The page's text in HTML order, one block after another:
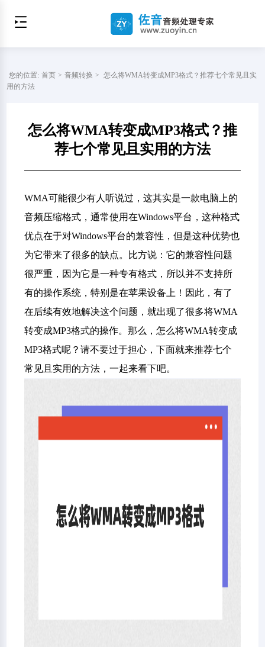
您的位置: 首页 > 音频转换 > 怎么将WMA转变成MP3格式？推荐七个常见且实
用的方法
怎么将WMA转变成MP3格式？推
荐七个常见且实用的方法
WMA可能很少有人听说过，这其实是一款电脑上的
音频压缩格式，通常使用在Windows平台，这种格式
优点在于对Windows平台的兼容性，但是这种优势也
为它带来了很多的缺点。比方说：它的兼容性问题
很严重，因为它是一种专有格式，所以并不支持所
有的操作系统，特别是在苹果设备上！因此，有了
在后续有效地解决这个问题，就出现了很多将WMA
转变成MP3格式的操作。那么，怎么将WMA转变成
MP3格式呢？请不要过于担心，下面就来推荐七个
常见且实用的方法，一起来看下吧。